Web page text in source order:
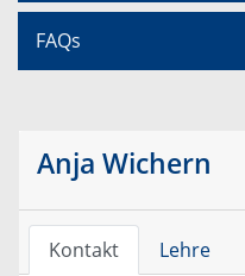
FAQs
Anja Wichern
Kontakt Lehre